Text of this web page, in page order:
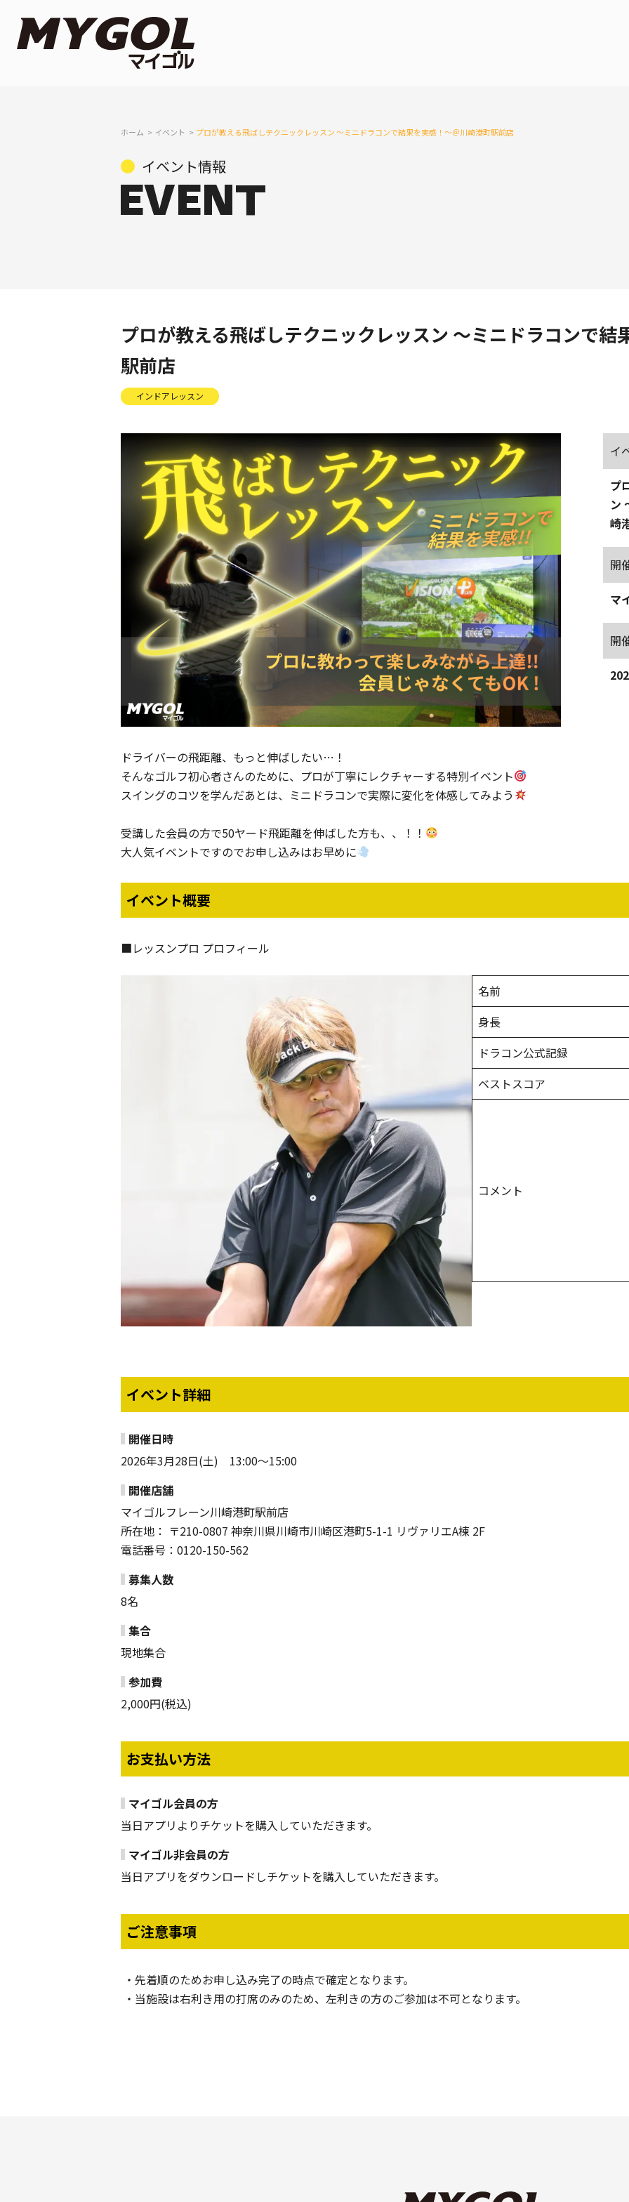
ホーム イベント プロが教える飛ばしテクニックレッスン ～ミニドラコンで結果を実感！～＠川崎港町駅前店
イベント情報
プロが教える飛ばしテクニックレッスン ～ミニドラコンで結
駅前店
インドアレッスン
ドライバーの飛距離、もっと伸ばしたい…！
そんなゴルフ初心者さんのために、プロが丁寧にレクチャーする特別イベント
スイングのコツを学んだあとは、ミニドラコンで実際に変化を体感してみよう
受講した会員の方で50ヤード飛距離を伸ばした方も、、！！
大人気イベントですのでお申し込みはお早めに
イ
プ
ン
崎
開
マ
開
イベント概要
■レッスンプロ プロフィール
名前
身長
ドラコン公式記録
ベストスコア
コメント
イベント詳細
開催日時
2026年3月28日(土) 13:00～15:00
開催店舗
マイゴルフレーン川崎港町駅前店
所在地： 〒210-0807 神奈川県川崎市川崎区港町5-1-1 リヴァリエA棟 2F
電話番号：0120-150-562
募集人数
8名
集合
現地集合
参加費
2,000円(税込)
お支払い方法
マイゴル会員の方
当日アプリよりチケットを購入していただきます。
マイゴル非会員の方
当日アプリをダウンロードしチケットを購入していただきます。
ご注意事項
先着順のためお申し込み完了の時点で確定となります。
当施設は右利き用の打席のみのため、左利きの方のご参加は不可となります。